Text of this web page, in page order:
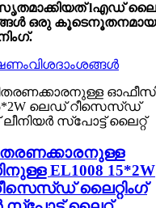
lഎഡ്
ഒരു കൂടെനൂതനമായ
വിശദാംശങ്ങൾ
EL1008 15*2W
ലൈറ്റിംഗ്